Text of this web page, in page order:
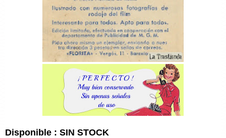
Disponible : SIN STOCK